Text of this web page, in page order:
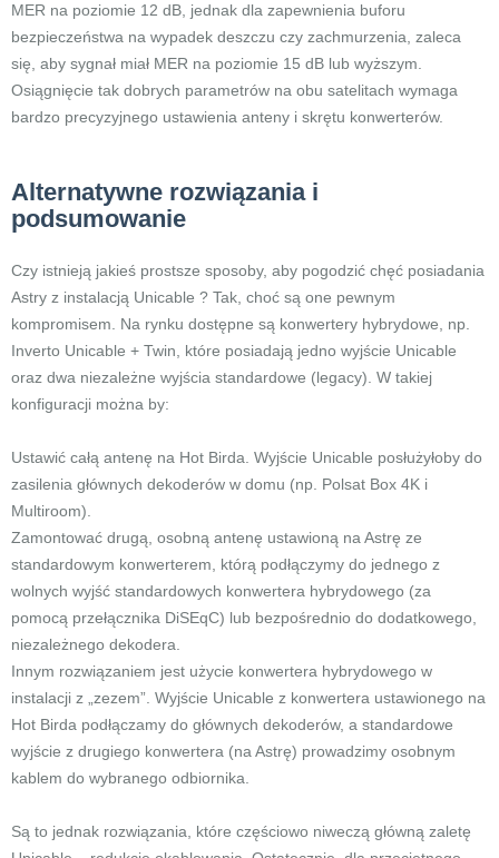
MER na poziomie 12 dB, jednak dla zapewnienia buforu
bezpieczeństwa na wypadek deszczu czy zachmurzenia, zaleca
się, aby sygnał miał MER na poziomie 15 dB lub wyższym.
Osiągnięcie tak dobrych parametrów na obu satelitach wymaga
bardzo precyzyjnego ustawienia anteny i skrętu konwerterów.
Alternatywne rozwiązania i
podsumowanie
Czy istnieją jakieś prostsze sposoby, aby pogodzić chęć posiadania
Astry z instalacją Unicable ? Tak, choć są one pewnym
kompromisem. Na rynku dostępne są konwertery hybrydowe, np.
Inverto Unicable + Twin, które posiadają jedno wyjście Unicable
oraz dwa niezależne wyjścia standardowe (legacy). W takiej
konfiguracji można by:
Ustawić całą antenę na Hot Birda. Wyjście Unicable posłużyłoby do
zasilenia głównych dekoderów w domu (np. Polsat Box 4K i
Multiroom).
Zamontować drugą, osobną antenę ustawioną na Astrę ze
standardowym konwerterem, którą podłączymy do jednego z
wolnych wyjść standardowych konwertera hybrydowego (za
pomocą przełącznika DiSEqC) lub bezpośrednio do dodatkowego,
niezależnego dekodera.
Innym rozwiązaniem jest użycie konwertera hybrydowego w
instalacji z „zezem”. Wyjście Unicable z konwertera ustawionego na
Hot Birda podłączamy do głównych dekoderów, a standardowe
wyjście z drugiego konwertera (na Astrę) prowadzimy osobnym
kablem do wybranego odbiornika.
Są to jednak rozwiązania, które częściowo niweczą główną zaletę